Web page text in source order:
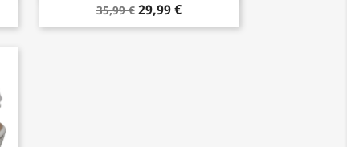
35,99 € 29,99 €